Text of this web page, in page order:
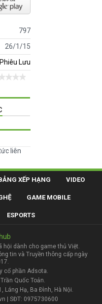
797
26/1/15
Phiêu Lưu
liên
XẾP HẠNG VIDEO
GAME MOBILE
ESPORTS
hội dành cho game thủ Việt.
tin và Truyền thông cấp ngày
cổ phần Adsota.
Quốc Toản.
Hạ, Ba Đình, Hà Nội.
| SĐT: 0975730600